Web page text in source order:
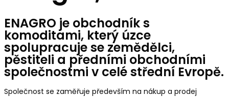
ENAGRO je obchodník s
komoditami, který úzce
spolupracuje se zemědělci,
pěstiteli a předními obchodními
společnostmi v celé střední Evropě.
Společnost se zaměřuje především na nákup a prodej